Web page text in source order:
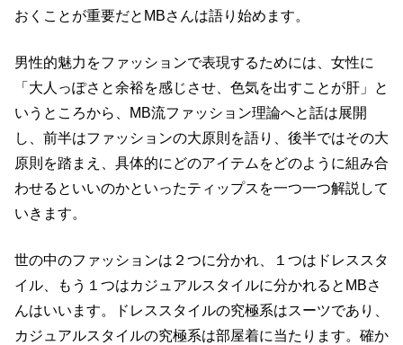
おくことが重要だとMBさんは語り始めます。
男性的魅力をファッションで表現するためには、女性に
「大人っぽさと余裕を感じさせ、色気を出すことが肝」と
いうところから、MB流ファッション理論へと話は展開
し、前半はファッションの大原則を語り、後半ではその大
原則を踏まえ、具体的にどのアイテムをどのように組み合
わせるといいのかといったティップスを一つ一つ解説して
いきます。
世の中のファッションは２つに分かれ、１つはドレススタ
イル、もう１つはカジュアルスタイルに分かれるとMBさ
んはいいます。ドレススタイルの究極系はスーツであり、
カジュアルスタイルの究極系は部屋着に当たります。確か